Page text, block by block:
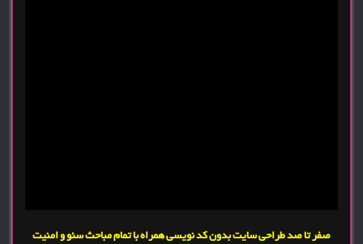
صفر تا صد طراحی سایت بدون کد نویسی همراه با تمام مباحث سئو و امنیت